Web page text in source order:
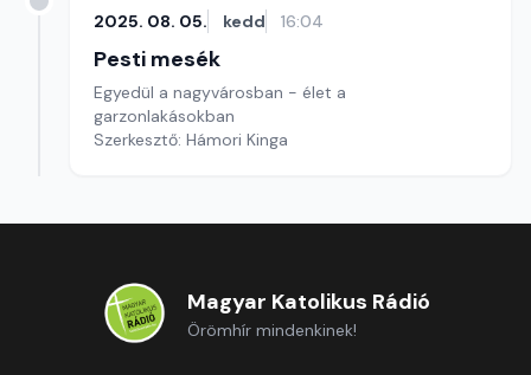
2025. 08. 05. kedd 16:04
Pesti mesék
Egyedül a nagyvárosban - élet a
garzonlakásokban
Szerkesztő: Hámori Kinga
Magyar Katolikus Rádió
Örömhír mindenkinek!